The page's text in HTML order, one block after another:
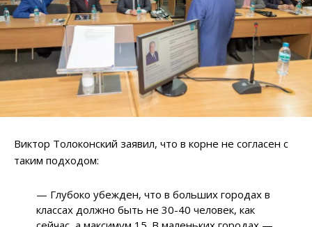
Виктор Толоконский заявил, что в корне не согласен с
таким подходом:
— Глубоко убежден, что в больших городах в
классах должно быть не 30-40 человек, как